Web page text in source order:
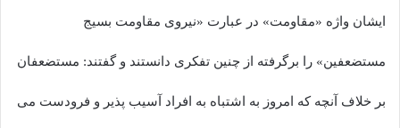
ایشان واژه «مقاومت» در عبارت «نیروی مقاومت بسیج
مستضعفین» را برگرفته از چنین تفکری دانستند و گفتند: مستضعفان
بر خلاف آنچه که امروز به اشتباه به افراد آسیب پذیر و فرودست می